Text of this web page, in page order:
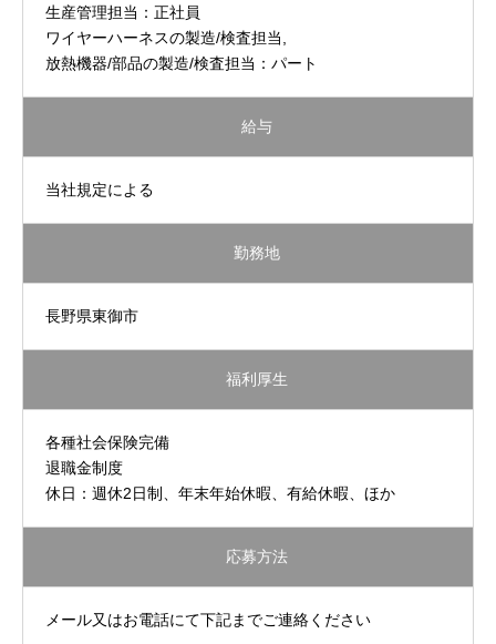
生産管理担当：正社員
ワイヤーハーネスの製造/検査担当,
放熱機器/部品の製造/検査担当：パート
給与
当社規定による
勤務地
長野県東御市
福利厚生
各種社会保険完備
退職金制度
休日：週休2日制、年末年始休暇、有給休暇、ほか
応募方法
メール又はお電話にて下記までご連絡ください